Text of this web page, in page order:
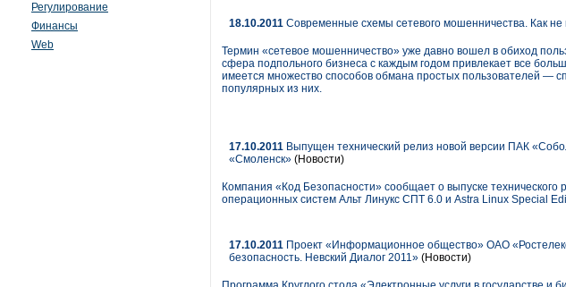
Регулирование
Финансы
Web
18.10.2011 Современные схемы сетевого мошенничества. Как
Термин «сетевое мошенничество» уже давно вошел в обиход
сфера подпольного бизнеса с каждым годом привлекает все
имеется множество способов обмана простых пользователей —
популярных из них.
17.10.2011 Выпущен технический релиз новой версии ПАК
«Смоленск» (Новости)
Компания «Код Безопасности» сообщает о выпуске
операционных систем Альт Линукс СПТ 6.0 и Astra Linux Special
17.10.2011 Проект «Информационное общество» ОАО
безопасность. Невский Диалог 2011» (Новости)